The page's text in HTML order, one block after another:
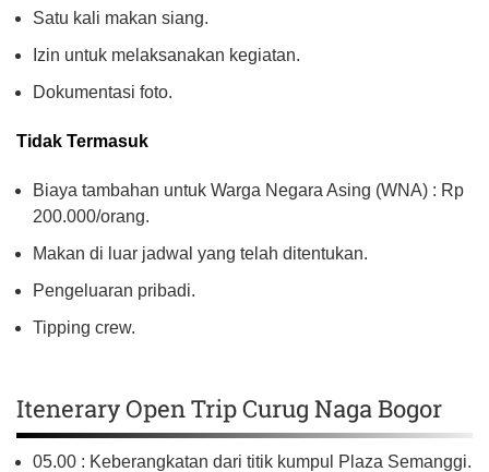
Satu kali makan siang.
Izin untuk melaksanakan kegiatan.
Dokumentasi foto.
Tidak Termasuk
Biaya tambahan untuk Warga Negara Asing (WNA) : Rp
200.000/orang.
Makan di luar jadwal yang telah ditentukan.
Pengeluaran pribadi.
Tipping crew.
Itenerary Open Trip Curug Naga Bogor
05.00 : Keberangkatan dari titik kumpul Plaza Semanggi.